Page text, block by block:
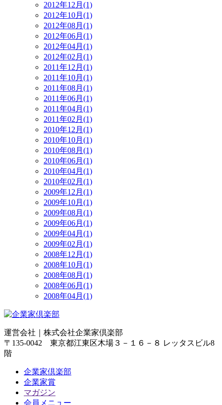
2012年12月(1)
2012年10月(1)
2012年08月(1)
2012年06月(1)
2012年04月(1)
2012年02月(1)
2011年12月(1)
2011年10月(1)
2011年08月(1)
2011年06月(1)
2011年04月(1)
2011年02月(1)
2010年12月(1)
2010年10月(1)
2010年08月(1)
2010年06月(1)
2010年04月(1)
2010年02月(1)
2009年12月(1)
2009年10月(1)
2009年08月(1)
2009年06月(1)
2009年04月(1)
2009年02月(1)
2008年12月(1)
2008年10月(1)
2008年08月(1)
2008年06月(1)
2008年04月(1)
運営会社｜ 株式会社企業家倶楽部
〒135-0042 東京都江東区木場３－１６－８ レッタスビル8
階
企業家倶楽部
企業家賞
マガジン
会員メニュー